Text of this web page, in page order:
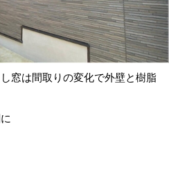
窓は間取りの変化で外壁と樹脂